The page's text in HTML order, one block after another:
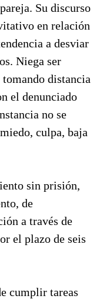
Su discurso
en relación
a desviar
Niega ser
distancia
el denunciado
no se
culpa, baja
sin prisión,
de
a través de
el plazo de seis
cumplir tareas